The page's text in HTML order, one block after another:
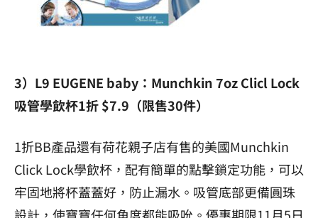
3）L9 EUGENE baby： Munchkin 7oz Clicl Lock
吸管學飲杯1折 $7.9（限售30件）
1折BB產品還有荷花親子店有售的美國Munchkin
Click Lock學飲杯，配有簡單的點擊鎖定功能，可以
牢固地將杯蓋蓋好，防止漏水。吸管底部更備圓珠